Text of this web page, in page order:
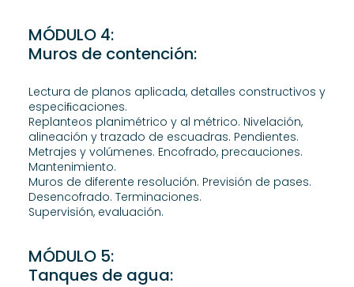
MÓDULO 4:
Muros de contención:
Lectura de planos aplicada, detalles constructivos y
especiﬁcaciones.
Replanteos planimétrico y al métrico. Nivelación,
alineación y trazado de escuadras. Pendientes.
Metrajes y volúmenes. Encofrado, precauciones.
Mantenimiento.
Muros de diferente resolución. Previsión de pases.
Desencofrado. Terminaciones.
Supervisión, evaluación.
MÓDULO 5:
Tanques de agua: